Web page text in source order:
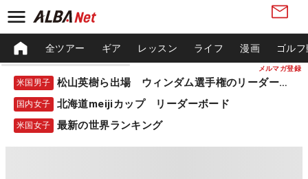
メルマガ登録
全ツアー ギア レッスン ライフ 漫画 ゴル
米国男子 松山英樹ら出場 ウィンダム選手権のリーダーボード
国内女子 北海道meijiカップ リーダーボード
米国女子 最新の世界ランキング